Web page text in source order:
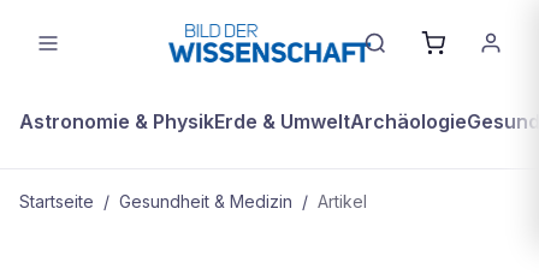
Astronomie & PhysikErde & UmweltArchäologie
Startseite / Gesundheit & Medizin / Artikel